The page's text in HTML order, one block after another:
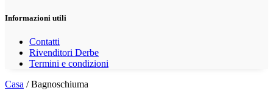
Informazioni utili
Contatti
Rivenditori Derbe
Termini e condizioni
Casa / Bagnoschiuma